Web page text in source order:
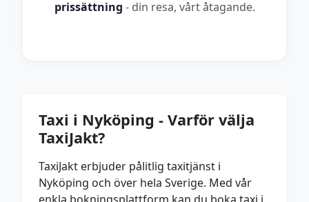
prissättning - din resa, vårt åtagande.
Taxi i Nyköping - Varför välja
TaxiJakt?
TaxiJakt erbjuder pålitlig taxitjänst i
Nyköping och över hela Sverige. Med vår